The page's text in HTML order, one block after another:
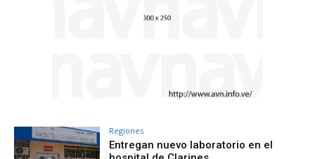
Regiones
Entregan nuevo laboratorio en el